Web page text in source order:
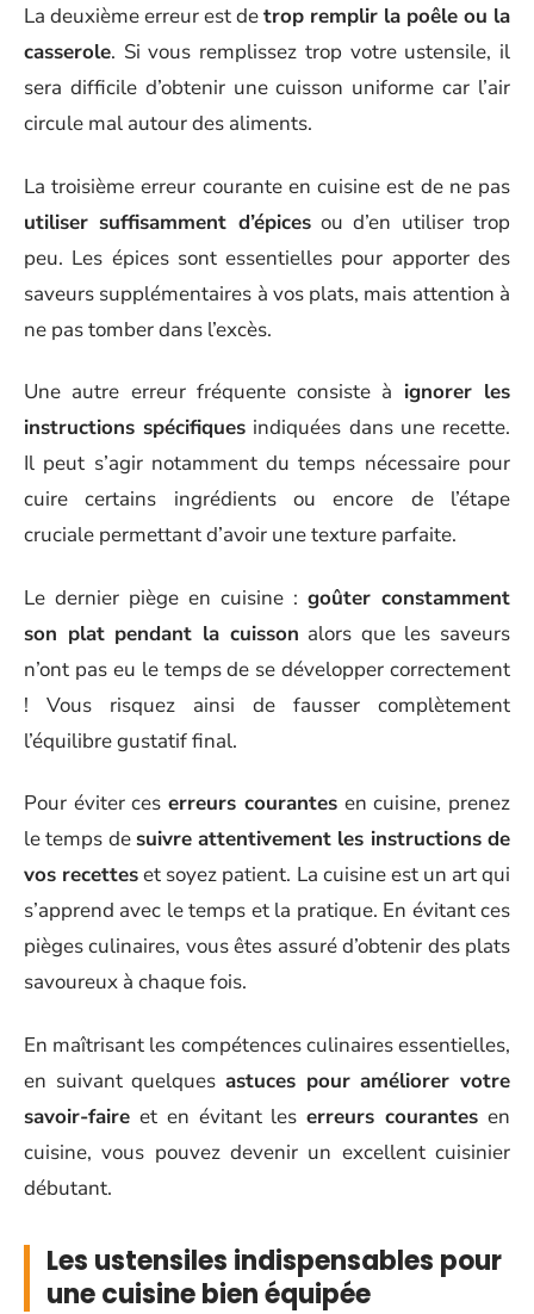
La deuxième erreur est detrop remplir la poêle ou la
casserole. Si vous remplissez trop votre ustensile, il
sera difficile d’obtenir une cuisson uniforme car l’air
circule mal autour des aliments.
La troisième erreur courante en cuisine est de ne pas
utiliser suffisamment d’épicesou d’en utiliser trop
peu. Les épices sont essentielles pour apporter des
saveurs supplémentaires à vos plats, mais attention à
ne pas tomber dans l’excès.
Une autre erreur fréquente consiste à ignorer les
instructions spécifiques indiquées dans une recette.
Il peut s’agir notamment du temps nécessaire pour
cuire certains ingrédients ou encore de l’étape
cruciale permettant d’avoir une texture parfaite.
Le dernier piège en cuisine : goûter constamment
son plat pendant la cuisson alors que les saveurs
n’ont pas eu le temps de se développer correctement
! Vous risquez ainsi de fausser complètement
l’équilibre gustatif final.
Pour éviter ceserreurs courantesen cuisine, prenez
le temps de suivre attentivement les instructions de
vos recetteset soyez patient. La cuisine est un art qui
s’apprend avec le temps et la pratique. En évitant ces
pièges culinaires, vous êtes assuré d’obtenir des plats
savoureux à chaque fois.
En maîtrisant les compétences culinaires essentielles,
en suivant quelques astuces pour améliorer votre
savoir-faire et en évitant leserreurs courantes en
cuisine, vous pouvez devenir un excellent cuisinier
débutant.
Les ustensiles indispensables pour
une cuisine bien équipée